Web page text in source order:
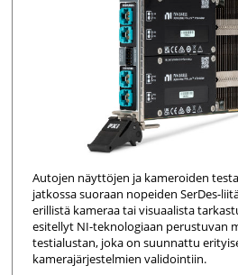
Autojen näyttöjen ja kameroiden
jatkossa suoraan nopeiden SerDes-
erillistä kameraa tai visuaalista
esitellyt NI-teknologiaan perustuvan
testialustan, joka on suunnattu
kamerajärjestelmien validointiin.